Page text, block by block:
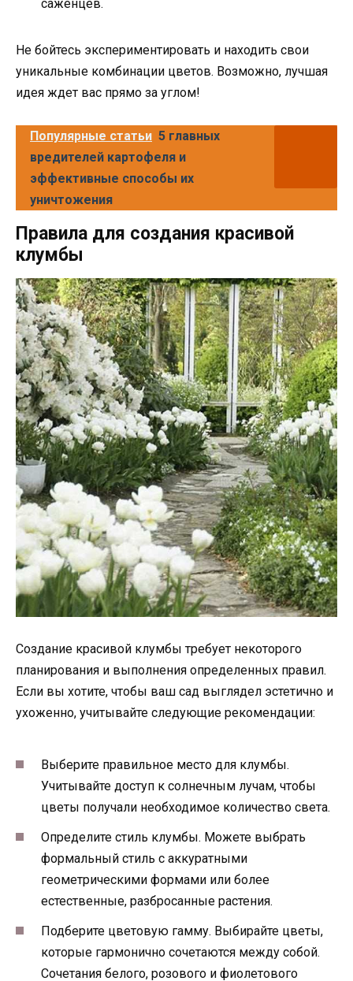
саженцев.
Не бойтесь экспериментировать и находить свои
уникальные комбинации цветов. Возможно, лучшая
идея ждет вас прямо за углом!
Популярные статьи 5 главных
вредителей картофеля и
эффективные способы их
уничтожения
Правила для создания красивой
клумбы
Создание красивой клумбы требует некоторого
планирования и выполнения определенных правил.
Если вы хотите, чтобы ваш сад выглядел эстетично и
ухоженно, учитывайте следующие рекомендации:
Выберите правильное место для клумбы.
Учитывайте доступ к солнечным лучам, чтобы
цветы получали необходимое количество света.
Определите стиль клумбы. Можете выбрать
формальный стиль с аккуратными
геометрическими формами или более
естественные, разбросанные растения.
Подберите цветовую гамму. Выбирайте цветы,
которые гармонично сочетаются между собой.
Сочетания белого, розового и фиолетового